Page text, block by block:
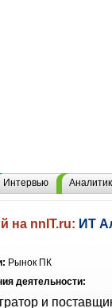
Интервью
на nnIT.ru: ИТ
Рынок ПК
деятельности:
и